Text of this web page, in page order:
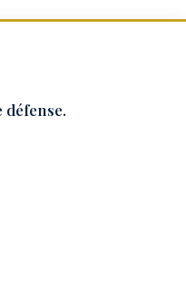
défense.